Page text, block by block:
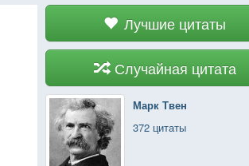
Лучшие цитаты
Случайная цитата
Марк Твен
372 цитаты